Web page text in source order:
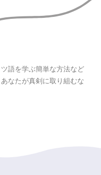
語を学ぶ簡単な方法など
なたが真剣に取り組むな